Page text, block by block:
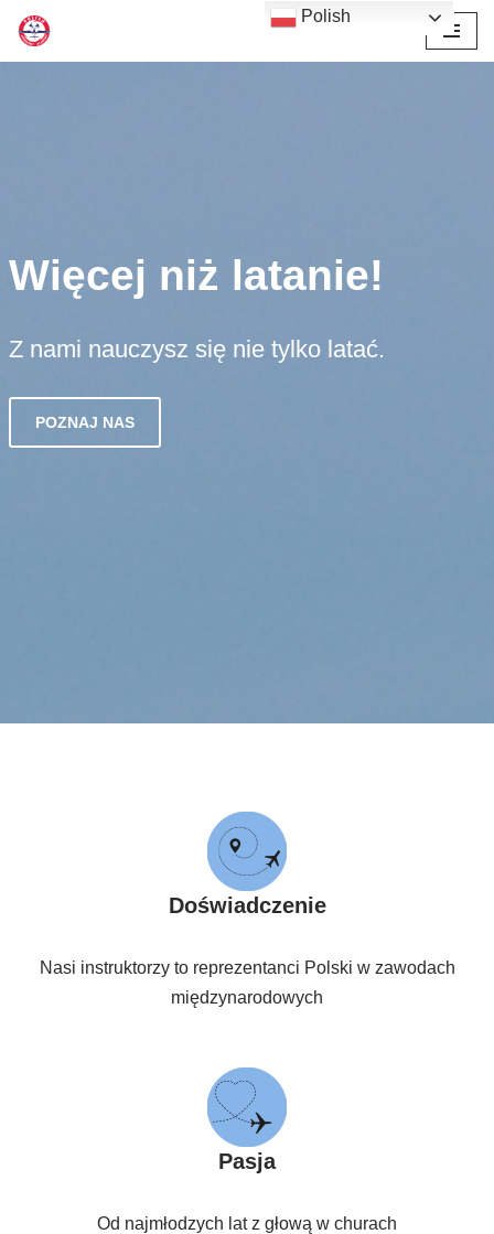
Przejdź
Więcej niż latanie!
Z nami nauczysz się nie tylko latać.
POZNAJ NAS
Doświadczenie
Nasi instruktorzy to reprezentanci Polski w zawodach
międzynarodowych
Pasja
Od najmłodzych lat z głową w churach
Polish